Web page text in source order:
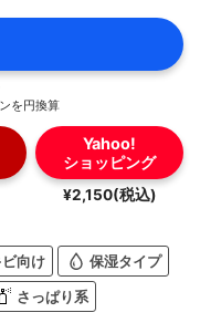
を円換算
Yahoo!
ショッピング
¥2,150(税込)
向け 保湿タイプ
さっぱり系